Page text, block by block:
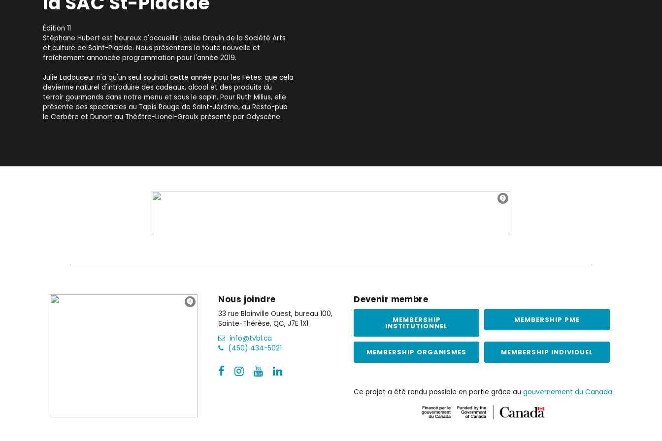
Édition 11
Stéphane Hubert est heureux d'accueillir Louise Drouin de la Société Arts
et culture de Saint-Placide. Nous présentons la toute nouvelle et
fraîchement annoncée programmation pour l'année 2019.
Julie Ladouceur n'a qu'un seul souhait cette année pour les Fêtes: que cela
devienne naturel d'introduire des cadeaux, alcool et des produits du
terroir gourmands dans notre menu et sous le sapin. Pour Ruth Milius, elle
présente des spectacles au Tapis Rouge de Saint-Jérôme, au Resto-pub
le Cerbère et Dunort au Théâtre-Lionel-Groulx présenté par Odyscène.
Nous joindre
33 rue Blainville Ouest, bureau 100,
Sainte-Thérèse, QC, J7E 1X1
info@tvbl.ca
(450) 434-5021
Devenir membre
MEMBERSHIP
INSTITUTIONNEL
MEMBERSHIP PME
MEMBERSHIP ORGANISMES MEMBERSHIP INDIVIDUEL
Ce projet a été rendu possible en partie grâce augouvernement du Canada